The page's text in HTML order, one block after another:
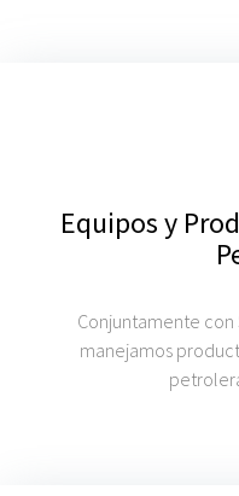
Equipos y
Conjuntamente
manejamos